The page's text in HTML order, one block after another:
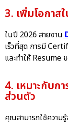
3. เพิ่มโอกาส
ในปี 2026 สายงาน
เร็วที่สุด การมี
และทำให้ Resume
4. เหมาะกับก
ส่วนตัว
คุณสามารถใช้ความ